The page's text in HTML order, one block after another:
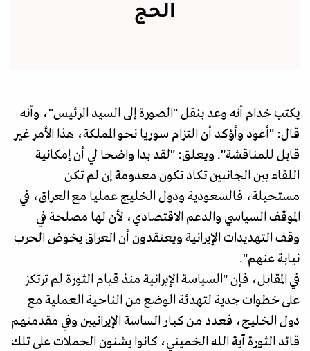
الحج
يكتب خدام أنه وعد بنقل "الصورة إلى السيد الرئيس"، وأنه
قال: "أعود وأؤكد أن التزام سوريا نحو المملكة، هذا الأمر غير
قابل للمناقشة". ويعلق: "لقد بدا واضحا لي أن إمكانية
اللقاء بين الجانبين تكاد تكون معدومة إن لم تكن
مستحيلة، فالسعودية ودول الخليج عمليا مع العراق، في
الموقف السياسي والدعم الاقتصادي، لأن لها مصلحة في
وقف التهديدات الإيرانية ويعتقدون أن العراق يخوض الحرب
نيابة عنهم".
في المقابل، فإن "السياسة الإيرانية منذ قيام الثورة لم ترتكز
على خطوات جدية لتهدئة الوضع من الناحية العملية مع
دول الخليج، فعدد من كبار الساسة الإيرانيين وفي مقدمتهم
قائد الثورة آية الله الخميني، كانوا يشنون الحملات على تلك